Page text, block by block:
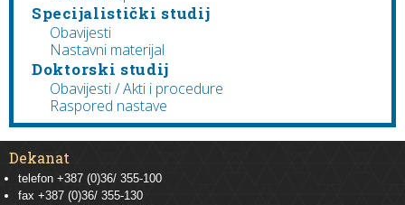
Specijalistički studij
Obavijesti
Nastavni materijal
Doktorski studij
Obavijesti / Akti i procedure
Raspored nastave
Dekanat
telefon +387 (0)36/ 355-100
fax +387 (0)36/ 355-130